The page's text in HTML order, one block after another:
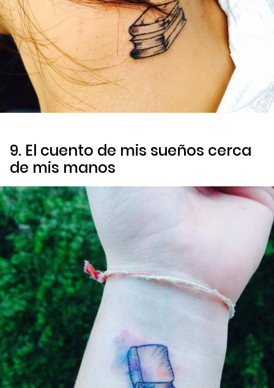
9. El cuento de mis sueños cerca
de mis manos